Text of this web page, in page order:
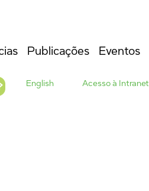
Publicações Eventos
English Acesso à Intranet